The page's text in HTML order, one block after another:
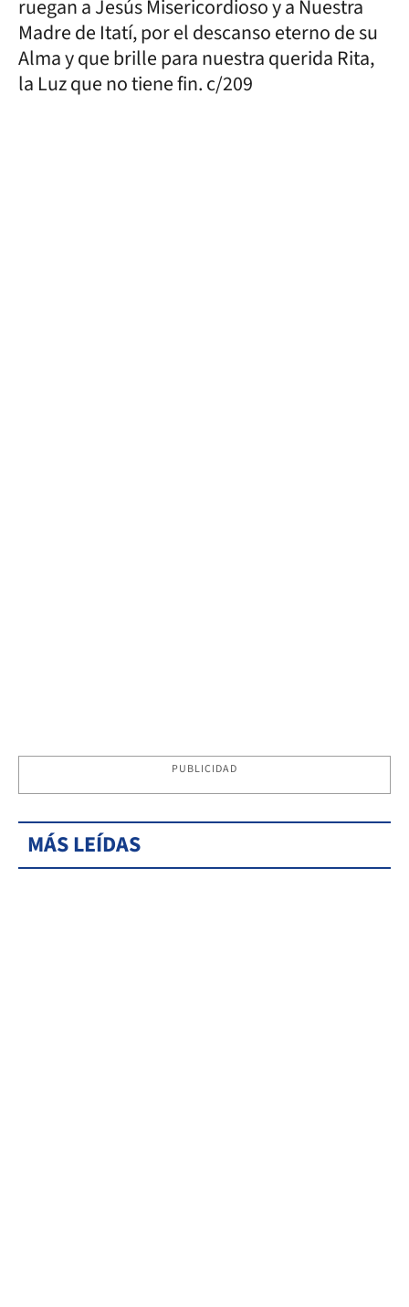
ruegan a Jesús Misericordioso y a Nuestra
Madre de Itatí, por el descanso eterno de su
Alma y que brille para nuestra querida Rita,
la Luz que no tiene fin. c/209
PUBLICIDAD
MÁS LEÍDAS